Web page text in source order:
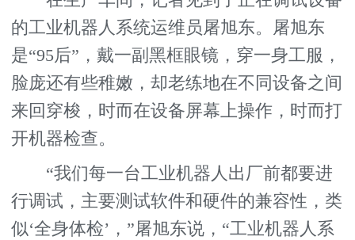
的工业机器人系统运维员屠旭东。屠旭东
是“95后”，戴一副黑框眼镜，穿一身工服，
脸庞还有些稚嫩，却老练地在不同设备之间
来回穿梭，时而在设备屏幕上操作，时而打
开机器检查。
“我们每一台工业机器人出厂前都要进
行调试，主要测试软件和硬件的兼容性，类
似‘全身体检’，”屠旭东说，“工业机器人系